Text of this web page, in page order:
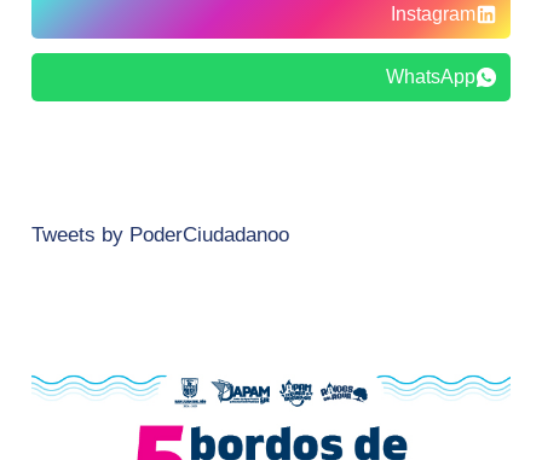
Instagram
WhatsApp
Tweets by PoderCiudadanoo